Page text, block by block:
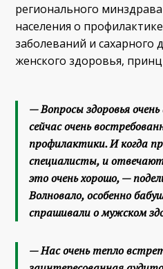
регионального
населения о
заболеваний и сахарного
женского здоровья,
— Вопросы здоровья
сейчас очень
профилактики. И когда
специалисты, и
это очень хорошо, —
Волновало, особенно
спрашивали о мужском
— Нас очень тепло